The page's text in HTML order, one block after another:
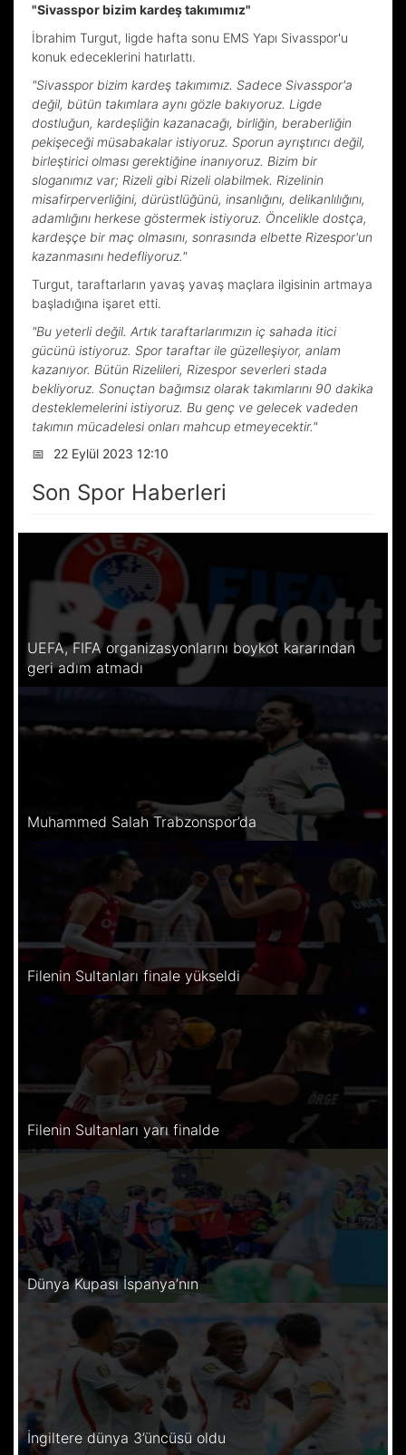
"Sivasspor bizim kardeş takımımız"
İbrahim Turgut, ligde hafta sonu EMS Yapı Sivasspor'u
konuk edeceklerini hatırlattı.
"Sivasspor bizim kardeş takımımız. Sadece Sivasspor'a
değil, bütün takımlara aynı gözle bakıyoruz. Ligde
dostluğun, kardeşliğin kazanacağı, birliğin, beraberliğin
pekişeceği müsabakalar istiyoruz. Sporun ayrıştırıcı değil,
birleştirici olması gerektiğine inanıyoruz. Bizim bir
sloganımız var; Rizeli gibi Rizeli olabilmek. Rizelinin
misafirperverliğini, dürüstlüğünü, insanlığını, delikanlılığını,
adamlığını herkese göstermek istiyoruz. Öncelikle dostça,
kardeşçe bir maç olmasını, sonrasında elbette Rizespor'un
kazanmasını hedefliyoruz."
Turgut, taraftarların yavaş yavaş maçlara ilgisinin artmaya
başladığına işaret etti.
"Bu yeterli değil. Artık taraftarlarımızın iç sahada itici
gücünü istiyoruz. Spor taraftar ile güzelleşiyor, anlam
kazanıyor. Bütün Rizelileri, Rizespor severleri stada
bekliyoruz. Sonuçtan bağımsız olarak takımlarını 90 dakika
desteklemelerini istiyoruz. Bu genç ve gelecek vadeden
takımın mücadelesi onları mahcup etmeyecektir."
📅
22 Eylül 2023 12:10
Son Spor Haberleri
UEFA, FIFA organizasyonlarını boykot kararından
geri adım atmadı
Muhammed Salah Trabzonspor’da
Filenin Sultanları finale yükseldi
Filenin Sultanları yarı finalde
Dünya Kupası İspanya’nın
İngiltere dünya 3’üncüsü oldu